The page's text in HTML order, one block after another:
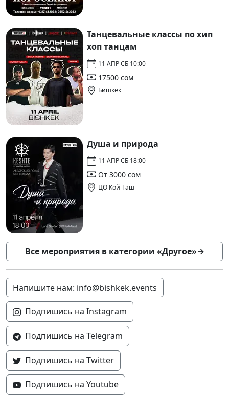
Танцевальные классы по хип
хоп танцам
11 АПР СБ 10:00
17500 сом
Бишкек
Душа и природа
11 АПР СБ 18:00
От 3000 сом
ЦО Кой-Таш
Все мероприятия в категории «Другое»→
Напишите нам: info@bishkek.events
Подпишись на Instagram
Подпишись на Telegram
Подпишись на Twitter
Подпишись на Youtube